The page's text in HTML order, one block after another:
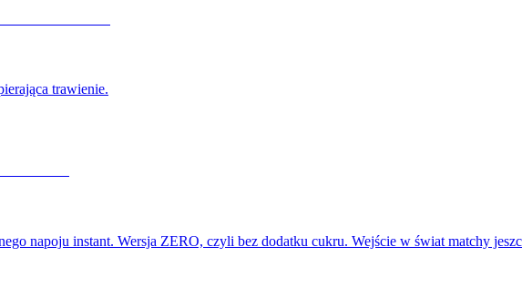
trawienie.
napoju instant. Wersja ZERO, czyli bez dodatku cukru. Wejście w świat matchy